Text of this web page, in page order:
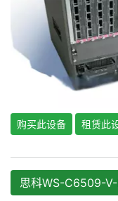
购买此设备 租赁此
思科WS-C6509-V-